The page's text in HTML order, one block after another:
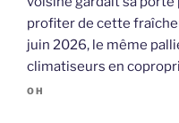
profiter de cette
juin 2026, le même
climatiseurs en
OH